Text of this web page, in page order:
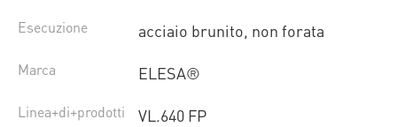
Esecuzione acciaio brunito, non forata
Marca ELESA®
Linea+di+prodotti VL.640 FP